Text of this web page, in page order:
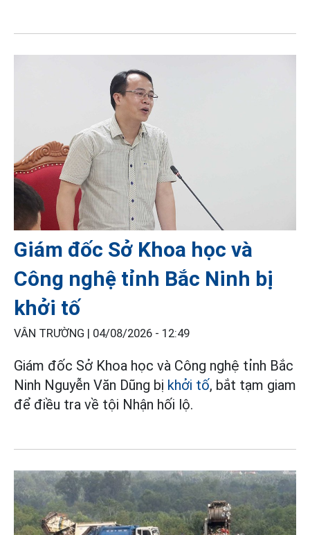
Giám đốc Sở Khoa học và
Công nghệ tỉnh Bắc Ninh bị
khởi tố
VÂN TRƯỜNG | 04/08/2026 - 12:49
Giám đốc Sở Khoa học và Công nghệ tỉnh Bắc
Ninh Nguyễn Văn Dũng bị khởi tố, bắt tạm giam
để điều tra về tội Nhận hối lộ.